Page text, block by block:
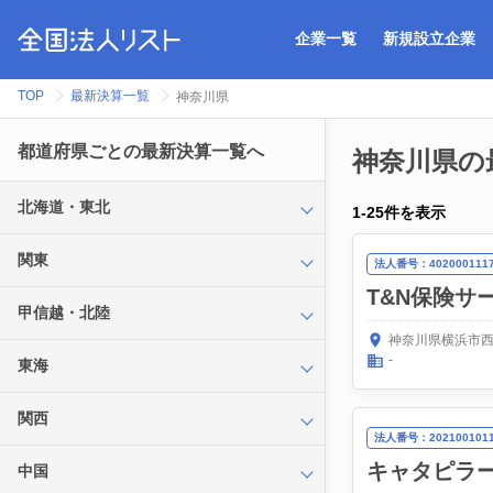
企業一覧 新規設立企業
TOP 最新決算一覧 神奈川県
都道府県ごとの最新決算一覧へ
北海道・東北
関東
甲信越・北陸
東海
関西
中国
神奈川県の
1-25件を表示
法人番号：
T&N保険サ
神奈川県横浜市
-
法人番号：
キャタピラ